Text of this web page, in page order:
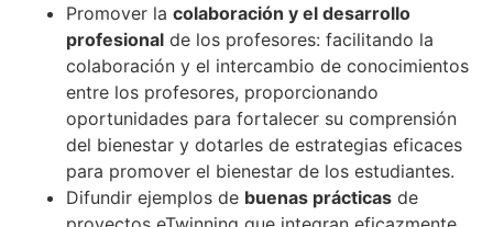
Promover la colaboración y el desarrollo
profesional de los profesores: facilitando la
colaboración y el intercambio de conocimientos
entre los profesores, proporcionando
oportunidades para fortalecer su comprensión
del bienestar y dotarles de estrategias eficaces
para promover el bienestar de los estudiantes.
Difundir ejemplos de buenas prácticas de